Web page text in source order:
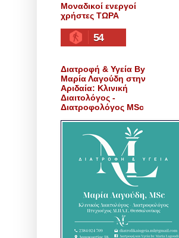
Μοναδικοί ενεργοί
χρήστες ΤΩΡΑ
54
Διατροφή & Υγεία By
Μαρία Λαγούδη στην
Αριδαία: Κλινική
Διαιτολόγος -
Διατροφολόγος MSc